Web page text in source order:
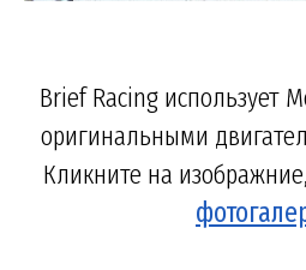
Brief Racing использует
оригинальными
Кликните на